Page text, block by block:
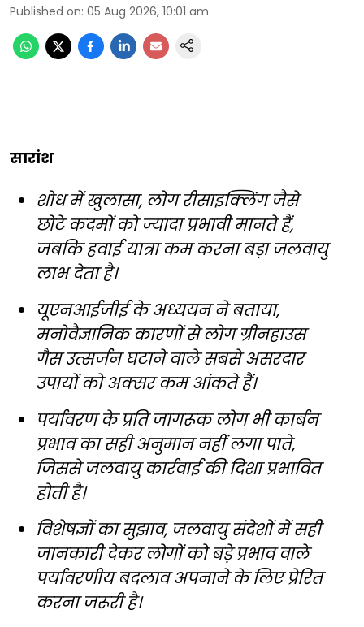
Published on: 05 Aug 2026, 10:01 am
सारांश
शोध में खुलासा, लोग रीसाइक्लिंग जैसे
छोटे कदमों को ज्यादा प्रभावी मानते हैं,
जबकि हवाई यात्रा कम करना बड़ा जलवायु
लाभ देता है।
यूएनआईजीई के अध्ययन ने बताया,
मनोवैज्ञानिक कारणों से लोग ग्रीनहाउस
गैस उत्सर्जन घटाने वाले सबसे असरदार
उपायों को अक्सर कम आंकते हैं।
पर्यावरण के प्रति जागरूक लोग भी कार्बन
प्रभाव का सही अनुमान नहीं लगा पाते,
जिससे जलवायु कार्रवाई की दिशा प्रभावित
होती है।
विशेषज्ञों का सुझाव, जलवायु संदेशों में सही
जानकारी देकर लोगों को बड़े प्रभाव वाले
पर्यावरणीय बदलाव अपनाने के लिए प्रेरित
करना जरूरी है।